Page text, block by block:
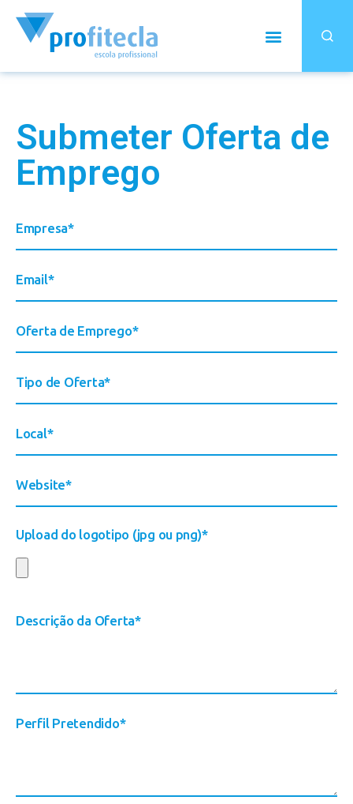
Submeter Oferta de
Emprego
Upload do logotipo (jpg ou png)*